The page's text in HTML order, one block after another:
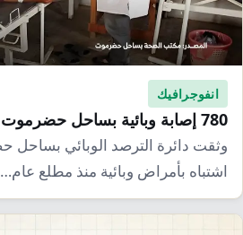
انفوجرافيك
780 إصابة وبائية بساحل حضرموت
اشتباه بأمراض وبائية منذ مطلع عام…